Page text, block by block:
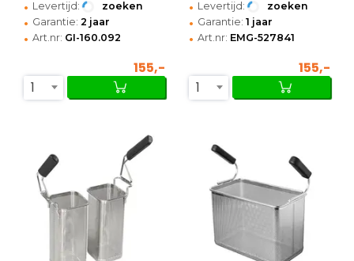
• Levertijd: zoeken
• Garantie: 2 jaar
• Art.nr: GI-160.092
155,-
1
• Levertijd: zoeken
• Garantie: 1 jaar
• Art.nr: EMG-527841
155,-
1